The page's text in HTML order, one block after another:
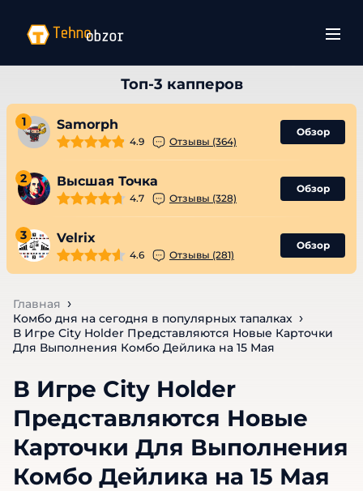
1 Samorph
4.9 Отзывы (364)
Обзор
2 Высшая Точка
4.7 Отзывы (328)
Обзор
3 Velrix
4.6 Отзывы (281)
Обзор
Главная
Комбо дня на сегодня в популярных тапалках
В Игре City Holder Представляются Новые Карточки
Для Выполнения Комбо Дейлика на 15 Мая
В Игре City Holder
Представляются Новые
Карточки Для Выполнения
Комбо Дейлика на 15 Мая